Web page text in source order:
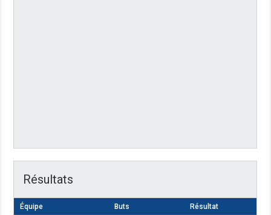
Résultats
Équipe Buts Résultat